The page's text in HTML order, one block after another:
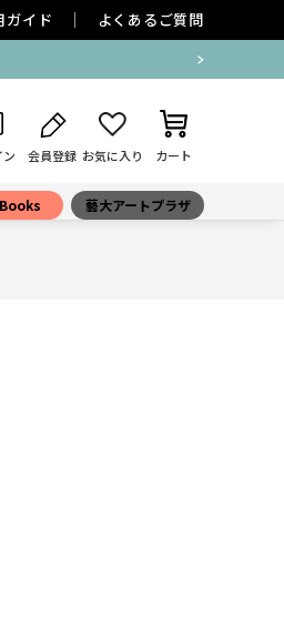
ガイド よくあるご質問
ン 会員登録 お気に入り カート
藝大アートプラザ